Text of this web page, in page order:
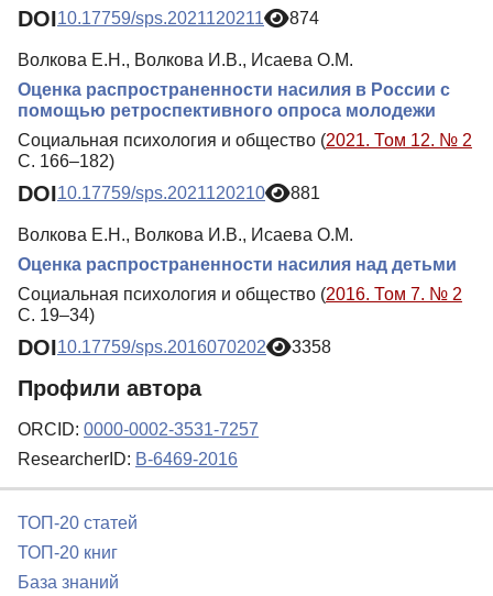
DOI10.17759/sps.2021120211 874
Волкова Е.Н., Волкова И.В., Исаева О.М.
Оценка распространенности насилия в России с
помощью ретроспективного опроса молодежи
Социальная психология и общество (2021. Том 12. № 2
С. 166–182)
DOI10.17759/sps.2021120210 881
Волкова Е.Н., Волкова И.В., Исаева О.М.
Оценка распространенности насилия над детьми
Социальная психология и общество (2016. Том 7. № 2
С. 19–34)
DOI10.17759/sps.2016070202 3358
Профили автора
ORCID: 0000-0002-3531-7257
ResearcherID: B-6469-2016
ТОП-20 статей
ТОП-20 книг
База знаний